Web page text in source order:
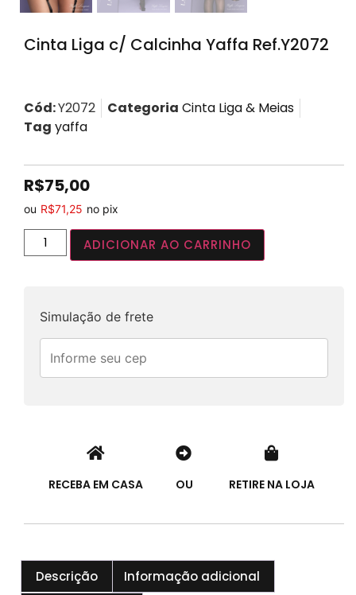
Cinta Liga c/ Calcinha Yaffa Ref.Y2072
Cód:Y2072 Categoria Cinta Liga & Meias
Tag yaffa
R$75,00
ou R$71,25 no pix
ADICIONAR AO CARRINHO
Simulação de frete
RECEBA EM CASA OU RETIRE NA LOJA
Descrição
Informação adicional